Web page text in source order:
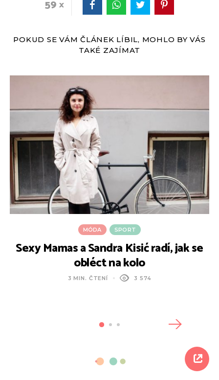
59
POKUD SE VÁM ČLÁNEK LÍBIL, MOHLO BY VÁS
TAKÉ ZAJÍMAT
MÓDA SPORT
Sexy Mamas a Sandra Kisić radí, jak se
obléct na kolo
3 MIN. ČTENÍ 3 574